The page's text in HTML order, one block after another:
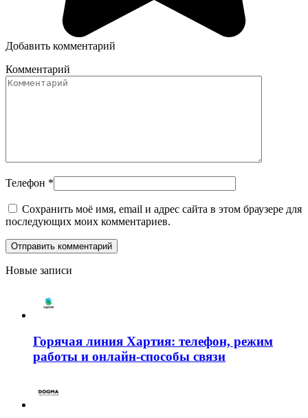
Добавить комментарий
Комментарий
Телефон *
Сохранить моё имя, email и адрес сайта в этом браузере для
последующих моих комментариев.
Новые записи
Горячая линия Хартия: телефон, режим
работы и онлайн-способы связи